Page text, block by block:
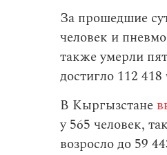
За прошедшие
человек и
также умерли
достигло 112
В Кыргызстане
у 565 человек,
возросло до 59